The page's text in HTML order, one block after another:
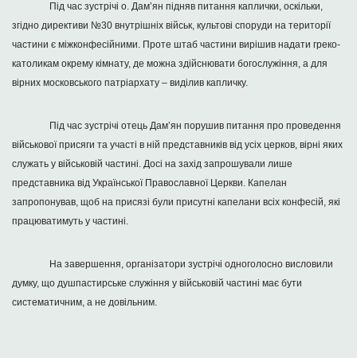
Під час зустрічі о. Дам’ян підняв питання каплички, оскільки,
згідно директиви №30 внутрішніх військ, культові споруди на території
частини є міжконфесійними. Проте штаб частини вирішив надати греко-
католикам окрему кімнату, де можна здійснювати богослужіння, а для
вірних московського патріархату – виділив капличку.
Під час зустрічі отець Дам’ян порушив питання про проведення
військової присяги та участі в ній представників від усіх церков, вірні яких
служать у військовій частині. Досі на захід запрошували лише
представника від Української Православної Церкви. Капелан
запропонував, щоб на присязі були присутні капелани всіх конфесій, які
працюватимуть у частині.
На завершення, організатори зустрічі одноголосно висловили
думку, що душпастирське служіння у військовій частині має бути
систематичним, а не довільним.